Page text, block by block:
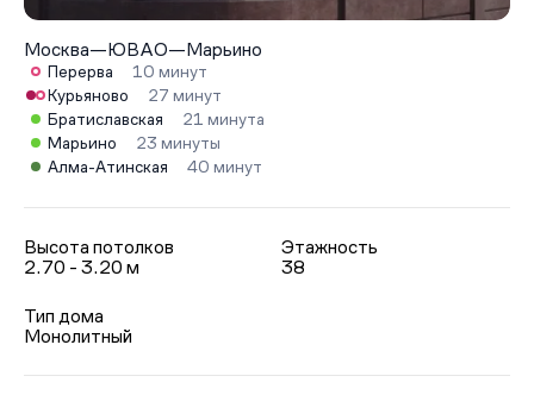
Москва—ЮВАО—Марьино
Перерва
10 минут
Курьяново
27 минут
Братиславская
21 минута
Марьино
23 минуты
Алма-Атинская
40 минут
Высота потолков
2.70 - 3.20 м
Этажность
38
Тип дома
Монолитный